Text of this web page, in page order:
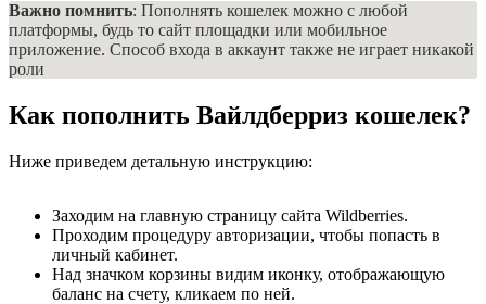
Важно помнить: Пополнять кошелек можно с любой
платформы, будь то сайт площадки или мобильное
приложение. Способ входа в аккаунт также не играет никакой
роли
Как пополнить Вайлдберриз кошелек?
Ниже приведем детальную инструкцию:
Заходим на главную страницу сайта Wildberries.
Проходим процедуру авторизации, чтобы попасть в
личный кабинет.
Над значком корзины видим иконку, отображающую
баланс на счету, кликаем по ней.